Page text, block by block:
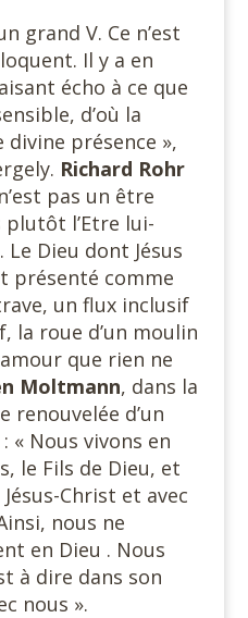
grand V. Ce n’est
Il y a en
écho à ce que
d’où la
présence »,
Richard Rohr
pas un être
plutôt l’Etre lui-
Dieu dont Jésus
présenté comme
un flux inclusif
roue d’un moulin
que rien ne
Moltmann, dans la
renouvelée d’un
« Nous vivons en
le Fils de Dieu, et
Christ et avec
nous ne
en Dieu . Nous
à dire dans son
nous ».